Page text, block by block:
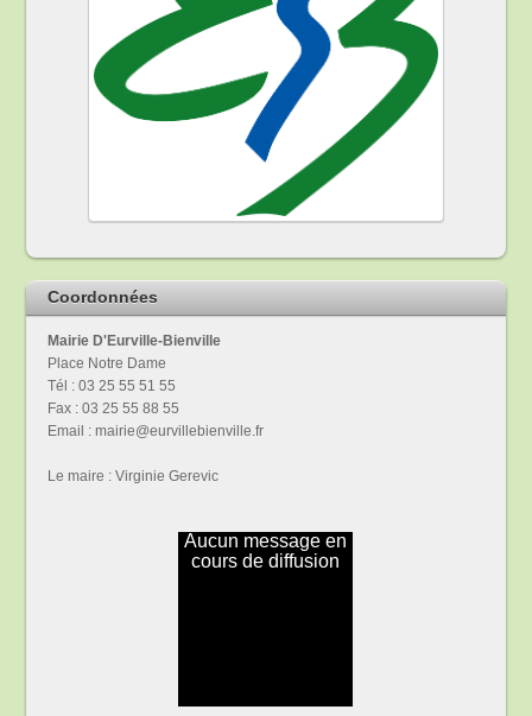
Coordonnées
Mairie D'Eurville-Bienville
Place Notre Dame
Tél : 03 25 55 51 55
Fax : 03 25 55 88 55
Email : mairie@eurvillebienville.fr
Le maire : Virginie Gerevic